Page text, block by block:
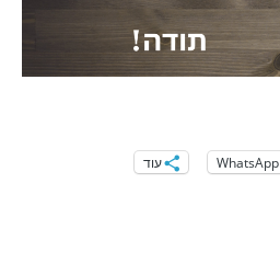
WhatsApp עוד